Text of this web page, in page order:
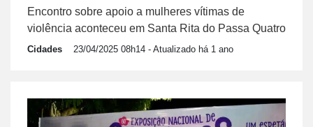
Encontro sobre apoio a mulheres vítimas de
violência aconteceu em Santa Rita do Passa Quatro
Cidades 23/04/2025 08h14 - Atualizado há 1 ano